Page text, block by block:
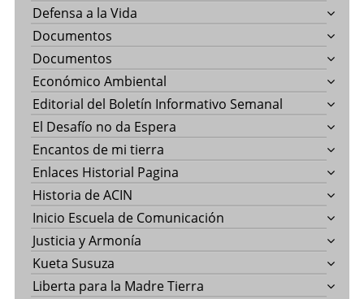
Defensa a la Vida
Documentos
Documentos
Económico Ambiental
Editorial del Boletín Informativo Semanal
El Desafío no da Espera
Encantos de mi tierra
Enlaces Historial Pagina
Historia de ACIN
Inicio Escuela de Comunicación
Justicia y Armonía
Kueta Susuza
Liberta para la Madre Tierra